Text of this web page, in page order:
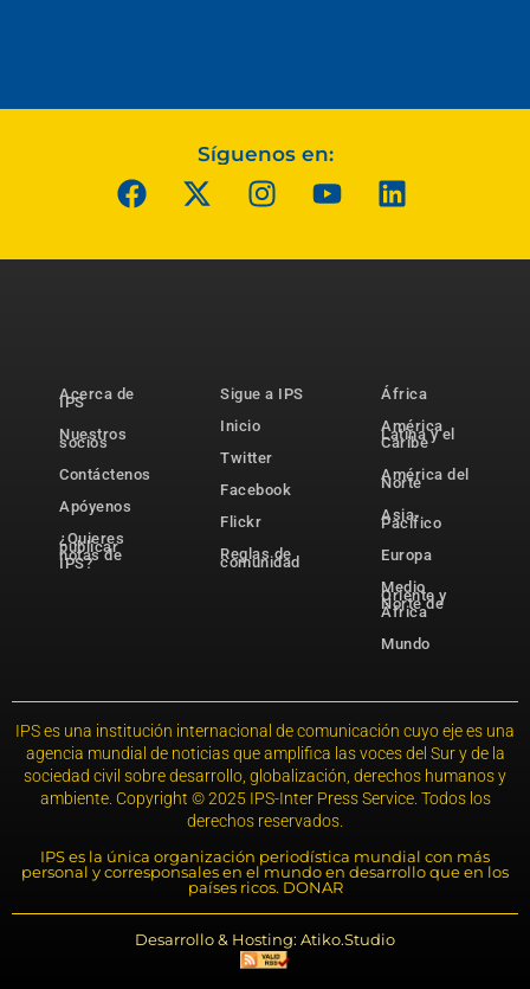
Síguenos en:
Acerca de
IPS
Nuestros
socios
Contáctenos
Apóyenos
¿Quieres
publicar
notas de
IPS?
Sigue a IPS
Inicio
Twitter
Facebook
Flickr
Reglas de
comunidad
África
América
Latina y el
Caribe
América del
Norte
Asia-
Pacífico
Europa
Medio
Oriente y
Norte de
África
Mundo
IPS es una institución internacional de comunicación cuyo eje es una
agencia mundial de noticias que amplifica las voces del Sur y de la
sociedad civil sobre desarrollo, globalización, derechos humanos y
ambiente. Copyright © 2025 IPS-Inter Press Service. Todos los
derechos reservados.
IPS es la única organización periodística mundial con más
personal y corresponsales en el mundo en desarrollo que en los
países ricos. DONAR
Desarrollo & Hosting: Atiko.Studio